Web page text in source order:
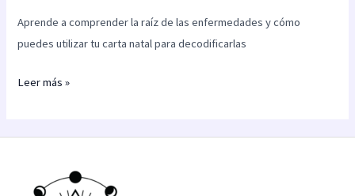
Aprende a comprender la raíz de las enfermedades y cómo
puedes utilizar tu carta natal para decodificarlas
Leer más »